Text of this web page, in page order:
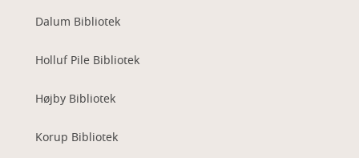
Dalum Bibliotek
Holluf Pile Bibliotek
Højby Bibliotek
Korup Bibliotek